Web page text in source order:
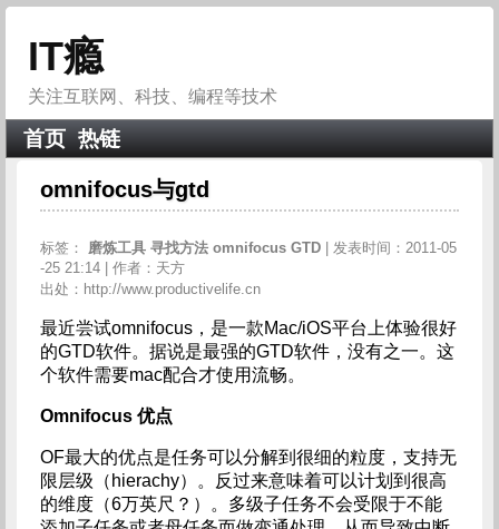
IT瘾
关注互联网、科技、编程等技术
首页 热链
omnifocus与gtd
标签： 磨炼工具 寻找方法 omnifocus GTD
| 发表时间：2011-05
-25 21:14 | 作者：天方
出处：http://www.productivelife.cn
最近尝试omnifocus，是一款Mac/iOS平台上体验很好
的GTD软件。据说是最强的GTD软件，没有之一。这
个软件需要mac配合才使用流畅。
Omnifocus 优点
OF最大的优点是任务可以分解到很细的粒度，支持无
限层级（hierachy）。反过来意味着可以计划到很高
的维度（6万英尺？）。多级子任务不会受限于不能